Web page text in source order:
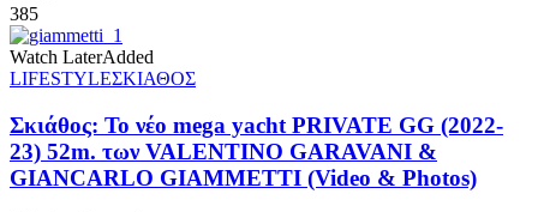
385
Watch LaterAdded
LIFESTYLEΣΚΙΑΘΟΣ
Σκιάθος: Το νέο mega yacht PRIVATE GG (2022-
23) 52m. των VALENTINO GARAVANI &
GIANCARLO GIAMMETTI (Video & Photos)